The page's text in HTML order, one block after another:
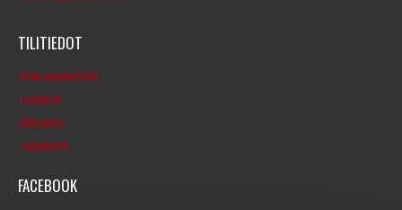
TILITIEDOT
Oma asiakastilini
Tilaukset
Uutiskirje
Lahjakortit
FACEBOOK